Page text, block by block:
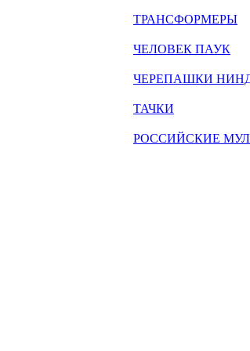
ТРАНСФОРМЕРЫ
ЧЕЛОВЕК ПАУК
ЧЕРЕПАШКИ
ТАЧКИ
РОССИЙСКИЕ